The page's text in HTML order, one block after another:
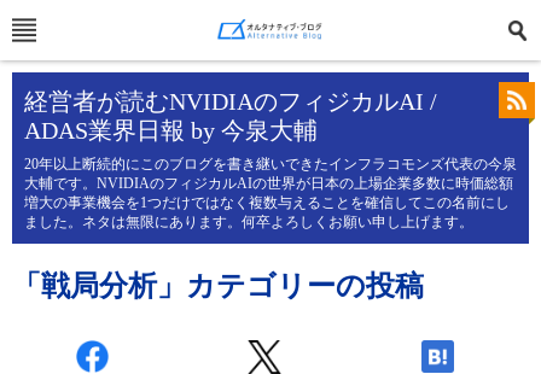
経営者が読むNVIDIAのフィジカルAI /
ADAS業界日報 by 今泉大輔
20年以上断続的にこのブログを書き継いできたインフラコモンズ代表の今泉
大輔です。NVIDIAのフィジカルAIの世界が日本の上場企業多数に時価総額
増大の事業機会を1つだけではなく複数与えることを確信してこの名前にし
ました。ネタは無限にあります。何卒よろしくお願い申し上げます。
「戦局分析」カテゴリーの投稿